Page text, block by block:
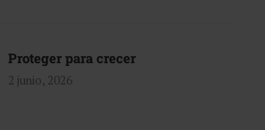
Proteger para crecer
2 junio, 2026